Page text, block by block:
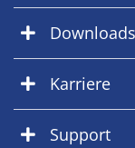
Downloads
Karriere
Support